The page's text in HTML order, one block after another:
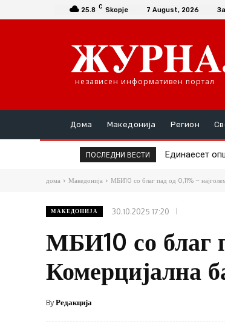
25.8 C Skopje 7 August, 2026
независен информативен портал
Дома Македонија Регион
ПОСЛЕДНИ ВЕСТИ Единаесет
Повторно
дома Македонија МБИ10 со благ пад од 0,11% –
МАКЕДОНИЈА 30.10.2025 17:20
МБИ10 со благ
Комерцијална
ByРедакција